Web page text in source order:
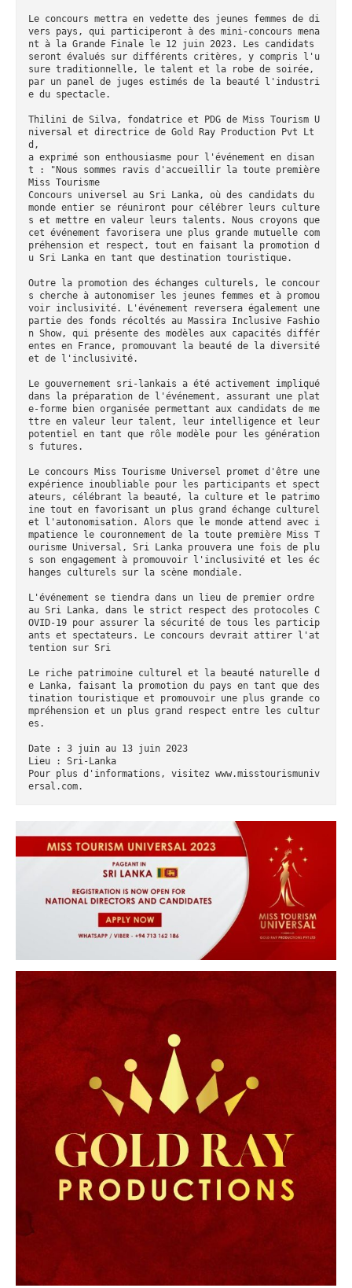
Le concours mettra en vedette des jeunes femmes de di
vers pays, qui participeront à des mini-concours mena
nt à la Grande Finale le 12 juin 2023. Les candidats
seront évalués sur différents critères, y compris l'u
sure traditionnelle, le talent et la robe de soirée,
par un panel de juges estimés de la beauté l'industri
e du spectacle.
Thilini de Silva, fondatrice et PDG de Miss Tourism U
niversal et directrice de Gold Ray Production Pvt Lt
d,
a exprimé son enthousiasme pour l'événement en disan
t : "Nous sommes ravis d'accueillir la toute première
Miss Tourisme
Concours universel au Sri Lanka, où des candidats du
monde entier se réuniront pour célébrer leurs culture
s et mettre en valeur leurs talents. Nous croyons que
cet événement favorisera une plus grande mutuelle com
préhension et respect, tout en faisant la promotion d
u Sri Lanka en tant que destination touristique.
Outre la promotion des échanges culturels, le concour
s cherche à autonomiser les jeunes femmes et à promou
voir inclusivité. L'événement reversera également une
partie des fonds récoltés au Massira Inclusive Fashio
n Show, qui présente des modèles aux capacités différ
entes en France, promouvant la beauté de la diversité
et de l'inclusivité.
Le gouvernement sri-lankais a été activement impliqué
dans la préparation de l'événement, assurant une plat
e-forme bien organisée permettant aux candidats de me
ttre en valeur leur talent, leur intelligence et leur
potentiel en tant que rôle modèle pour les génération
s futures.
Le concours Miss Tourisme Universel promet d'être une
expérience inoubliable pour les participants et spect
ateurs, célébrant la beauté, la culture et le patrimo
ine tout en favorisant un plus grand échange culturel
et l'autonomisation. Alors que le monde attend avec i
mpatience le couronnement de la toute première Miss T
ourisme Universal, Sri Lanka prouvera une fois de plu
s son engagement à promouvoir l'inclusivité et les éc
hanges culturels sur la scène mondiale.
L'événement se tiendra dans un lieu de premier ordre
au Sri Lanka, dans le strict respect des protocoles C
OVID-19 pour assurer la sécurité de tous les particip
ants et spectateurs. Le concours devrait attirer l'at
tention sur Sri
Le riche patrimoine culturel et la beauté naturelle d
e Lanka, faisant la promotion du pays en tant que des
tination touristique et promouvoir une plus grande co
mpréhension et un plus grand respect entre les cultur
es.
Date : 3 juin au 13 juin 2023
Lieu : Sri-Lanka
Pour plus d'informations, visitez www.misstourismuniv
ersal.com.